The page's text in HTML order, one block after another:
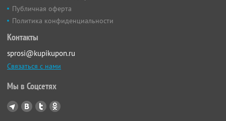
Публичная оферта
Политика конфиденциальности
Контакты
sprosi@kupikupon.ru
Связаться с нами
Мы в Соцсетях